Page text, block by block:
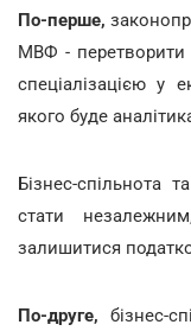
По-перше,
МВФ - перетворити
спеціалізацією у
якого буде
Бізнес-спільнота
стати
залишитися
По-друге, бізнес-